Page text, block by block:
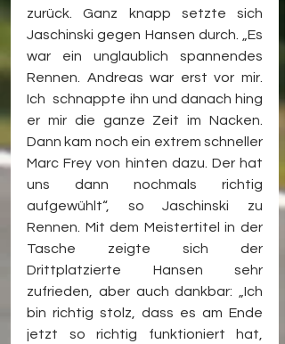
zurück. Ganz knapp setzte sich
Jaschinski gegen Hansen durch. „Es
war ein unglaublich spannendes
Rennen. Andreas war erst vor mir.
Ich  schnappte ihn und danach hing
er mir die ganze Zeit im Nacken.
Dann kam noch ein extrem schneller
Marc Frey von hinten dazu. Der hat
uns dann nochmals richtig
aufgewühlt“, so Jaschinski zu
Rennen. Mit dem Meistertitel in der
Tasche zeigte sich der
Drittplatzierte Hansen sehr
zufrieden, aber auch dankbar: „Ich
bin richtig stolz, dass es am Ende
jetzt so richtig funktioniert hat,